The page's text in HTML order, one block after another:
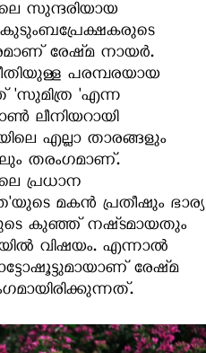
സുന്ദരിയായ
കുടുംബപ്രേക്ഷകരുടെ
രേഷ്‍മ നായര്‍.
പരമ്പരയായ
'സുമിത്ര 'എന്ന
ലീനിയറായി
എല്ലാ താരങ്ങളും
തരംഗമാണ്.
പ്രധാന
മകന്‍ പ്രതീഷും ഭാര്യ
കുഞ്ഞ് നഷ്‍ടമായതും
വിഷയം. എന്നാല്‍
രേഷ്‍മ